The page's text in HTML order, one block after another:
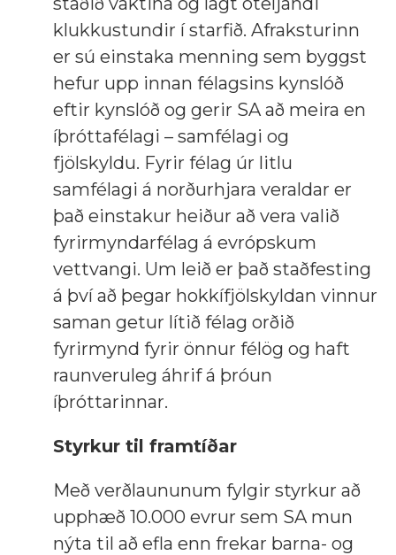
klukkustundir í starfið. Afraksturinn
er sú einstaka menning sem byggst
hefur upp innan félagsins kynslóð
eftir kynslóð og gerir SA að meira en
íþróttafélagi – samfélagi og
fjölskyldu. Fyrir félag úr litlu
samfélagi á norðurhjara veraldar er
það einstakur heiður að vera valið
fyrirmyndarfélag á evrópskum
vettvangi. Um leið er það staðfesting
á því að þegar hokkífjölskyldan vinnur
saman getur lítið félag orðið
fyrirmynd fyrir önnur félög og haft
raunveruleg áhrif á þróun
íþróttarinnar.
Styrkur til framtíðar
Með verðlaununum fylgir styrkur að
upphæð 10.000 evrur sem SA mun
nýta til að efla enn frekar barna- og